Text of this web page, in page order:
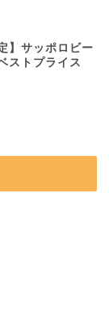
】サッポロビー
ストプライス